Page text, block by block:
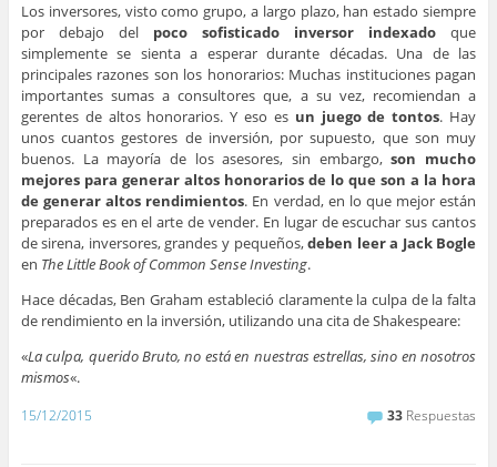
Los inversores, visto como grupo, a largo plazo, han estado siempre
por debajo del poco sofisticado inversor indexado que
simplemente se sienta a esperar durante décadas. Una de las
principales razones son los honorarios: Muchas instituciones pagan
importantes sumas a consultores que, a su vez, recomiendan a
gerentes de altos honorarios. Y eso es un juego de tontos. Hay
unos cuantos gestores de inversión, por supuesto, que son muy
buenos. La mayoría de los asesores, sin embargo,son mucho
mejores para generar altos honorarios de lo que son a la hora
de generar altos rendimientos. En verdad, en lo que mejor están
preparados es en el arte de vender. En lugar de escuchar sus cantos
de sirena, inversores, grandes y pequeños,deben leer a Jack Bogle
en The Little Book of Common Sense Investing.
Hace décadas, Ben Graham estableció claramente la culpa de la falta
de rendimiento en la inversión, utilizando una cita de Shakespeare:
«La culpa, querido Bruto, no está en nuestras estrellas, sino en nosotros
mismos«.
15/12/2015 33 Respuestas